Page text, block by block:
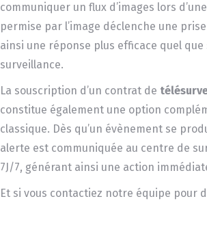
communiquer un flux d’images lors
permise par l’image déclenche une
ainsi une réponse plus efficace quel
surveillance.
La souscription d’un contrat de
constitue également une option
classique. Dès qu’un évènement se
alerte est communiquée au centre de
7J/7, générant ainsi une action
Et si vous contactiez notre équipe pour